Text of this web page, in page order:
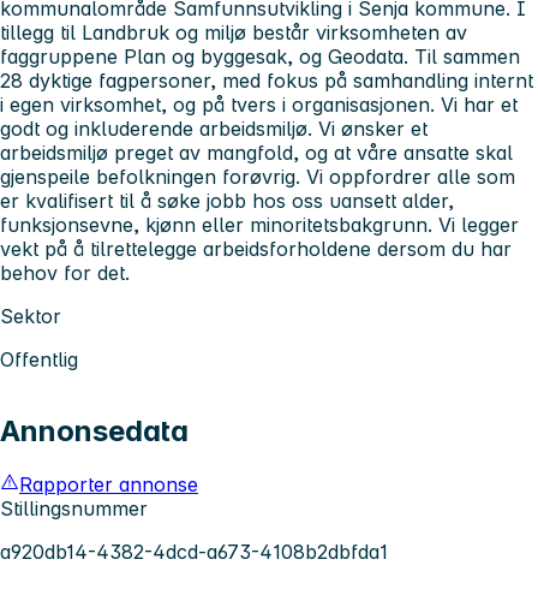
kommunalområde Samfunnsutvikling i Senja kommune. I
tillegg til Landbruk og miljø består virksomheten av
faggruppene Plan og byggesak, og Geodata. Til sammen
28 dyktige fagpersoner, med fokus på samhandling internt
i egen virksomhet, og på tvers i organisasjonen. Vi har et
godt og inkluderende arbeidsmiljø. Vi ønsker et
arbeidsmiljø preget av mangfold, og at våre ansatte skal
gjenspeile befolkningen forøvrig. Vi oppfordrer alle som
er kvalifisert til å søke jobb hos oss uansett alder,
funksjonsevne, kjønn eller minoritetsbakgrunn. Vi legger
vekt på å tilrettelegge arbeidsforholdene dersom du har
behov for det.
Sektor
Offentlig
Annonsedata
Rapporter annonse
Stillingsnummer
a920db14-4382-4dcd-a673-4108b2dbfda1